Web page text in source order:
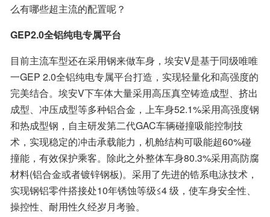
么有哪些超主流的配置呢？
GEP2.0全铝纯电专属平台
目前主流车型还在采用钢来做车身，埃安V是基于同级唯唯
一GEP 2.0全铝纯电专属平台打造，实现轻量化和高强度的
完美结合。埃安V下车体大量采用高压真空铸造成型、挤出
成型、冲压成型等多种铝合金，上车身52.1%采用高强度钢
和热成型钢，自主研发第二代GAC车辆碰撞吸能控制技
术，实现稳定的冲击承载能力，机舱结构可吸能超60%碰
撞能，有效保护乘客。除此之外整体车身80.3%采用高防腐
材料(铝合金或者镀锌钢板)。采用了先进的锆系电泳技术，
实现钢铝零件搭接处10年锈蚀等级≤4 级，使车身安全性、
操控性、耐用性久经岁月考验。